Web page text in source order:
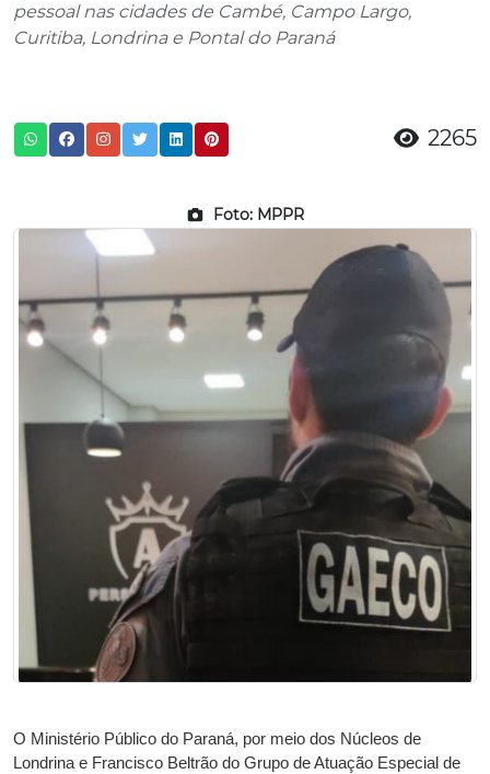
pessoal nas cidades de Cambé, Campo Largo,
Curitiba, Londrina e Pontal do Paraná
2265
Foto: MPPR
O Ministério Público do Paraná, por meio dos Núcleos de
Londrina e Francisco Beltrão do Grupo de Atuação Especial de